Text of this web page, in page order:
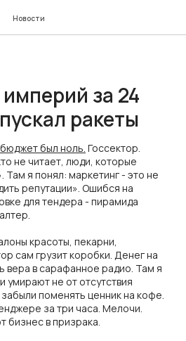
Новости
за 24
ракеты
был ноль. Госсектор.
не читает, люди, которые
Там я понял: маркетинг - это не
репутации». Ошибся на
для тендера - пирамида
красоты, пекарни,
сам грузит коробки. Денег на
вера в сарафанное радио. Там я
умирают не от отсутствия
забыли поменять ценник на кофе.
за три часа. Мелочи.
в призрака.